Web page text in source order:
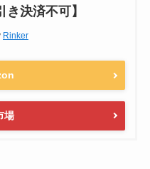
決済不可】
Rinker
場